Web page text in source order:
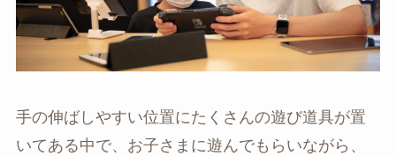
手の伸ばしやすい位置にたくさんの遊び道具が置
いてある中で、お子さまに遊んでもらいながら、